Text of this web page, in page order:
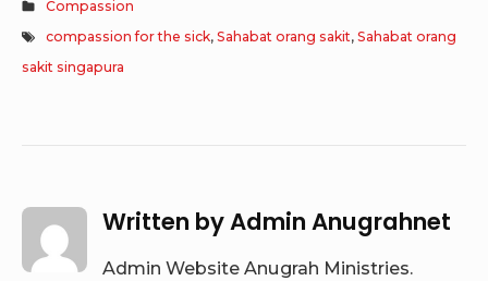
Compassion
compassion for the sick,Sahabat orang sakit,Sahabat orang
sakit singapura
Written byAdmin Anugrahnet
Admin Website Anugrah Ministries.